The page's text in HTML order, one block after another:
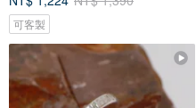
可客製